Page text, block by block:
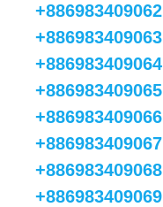
+886983409062
+886983409063
+886983409064
+886983409065
+886983409066
+886983409067
+886983409068
+886983409069